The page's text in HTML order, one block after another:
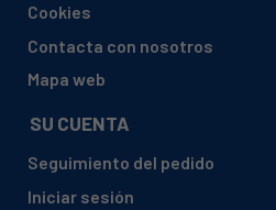
Cookies
Contacta con nosotros
Mapa web
SU CUENTA
Seguimiento del pedido
Iniciar sesión